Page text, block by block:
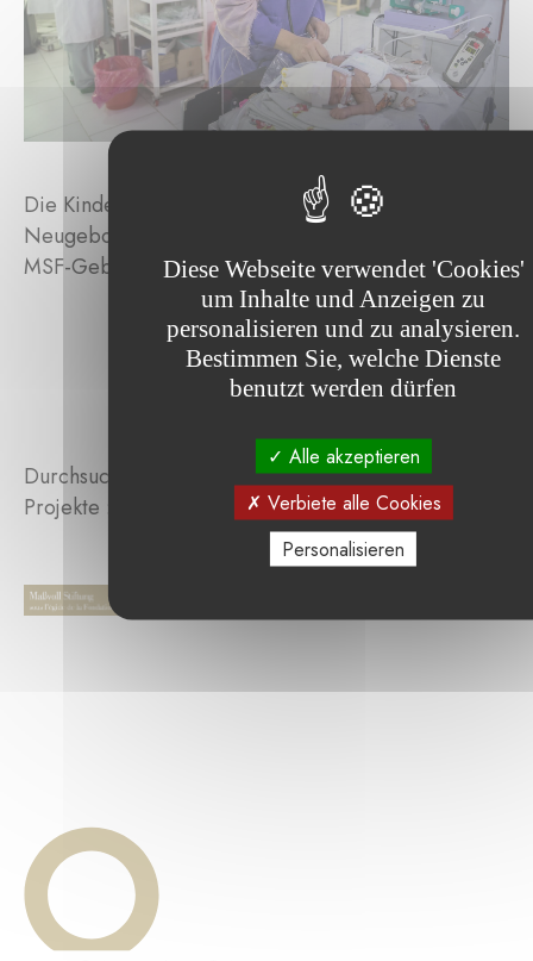
Die Kinderärzte von MSF kümmern sich um
Neugeborene auf der Neonatologie-Station der
MSF-Geburtsklinik in Khost © Oriane Zerah.
Durchsuchen Sie die von der Stiftung unterstützten
Projekte :
Diese Webseite verwendet 'Cookies'
um Inhalte und Anzeigen zu
personalisieren und zu analysieren.
Bestimmen Sie, welche Dienste
benutzt werden dürfen
Alle akzeptieren
Verbiete alle Cookies
Personalisieren